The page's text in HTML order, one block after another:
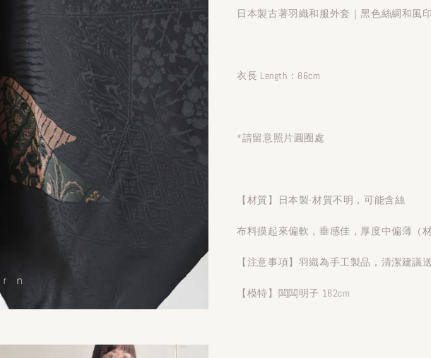
日本製古著羽織和服外套｜黑色絲綢和風
衣長 Length：86cm
*請留意照片圓圈處
【材質】日本製-材質不明，可能含絲
布料摸起來偏軟，垂感佳，厚度中偏薄（
【注意事項】羽織為手工製品，清潔建議
【模特】闆闆明子 162cm